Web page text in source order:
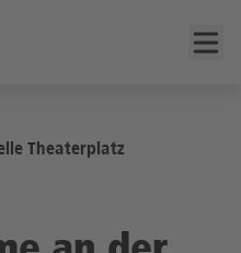
Theaterplatz